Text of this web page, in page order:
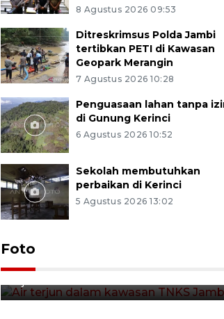
8 Agustus 2026 09:53
Ditreskrimsus Polda Jambi
tertibkan PETI di Kawasan
Geopark Merangin
7 Agustus 2026 10:28
Penguasaan lahan tanpa
di Gunung Kerinci
6 Agustus 2026 10:52
Sekolah membutuhkan
perbaikan di Kerinci
5 Agustus 2026 13:02
Foto
Air terjun dalam kawasan
TNKS Jambi